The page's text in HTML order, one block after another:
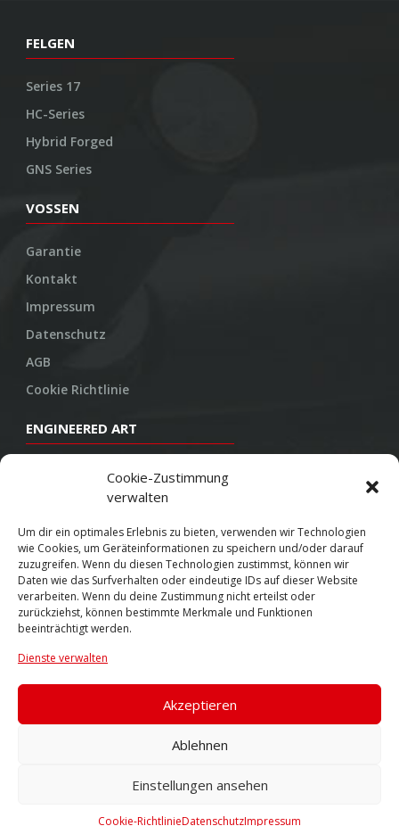
Cookie-Zustimmung
verwalten
Um dir ein optimales Erlebnis zu bieten, verwenden wir Technologien
wie Cookies, um Geräteinformationen zu speichern und/oder darauf
zuzugreifen. Wenn du diesen Technologien zustimmst, können wir
Daten wie das Surfverhalten oder eindeutige IDs auf dieser Website
verarbeiten. Wenn du deine Zustimmung nicht erteilst oder
zurückziehst, können bestimmte Merkmale und Funktionen
beeinträchtigt werden.
Dienste verwalten
Akzeptieren
Ablehnen
Einstellungen ansehen
Cookie-RichtlinieDatenschutzImpressum
FELGEN
Series 17
HC-Series
Hybrid Forged
GNS Series
VOSSEN
Garantie
Kontakt
Impressum
Datenschutz
AGB
Cookie Richtlinie
ENGINEERED ART
Konstruktion
Herstellung
Endbearbeitung
SOCIAL
Youtube
Twitter
© 2026 VOSSEN WHEELS